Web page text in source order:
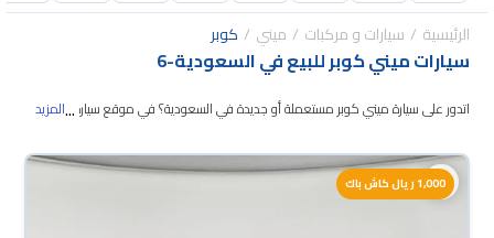
الرئيسية سيارات و مركبات ميني كوبر
سيارات ميني كوبر للبيع في السعودية-
6
اتدور على سيارة ميني كوبر مستعملة أو جديدة في السعودية؟ في موقع سيارة
كوبر المستعملة مضمونة ومفحوصة بأكثر من 200 نقطة وتقدر تجربها لمدة 10
...المزيد
1,000 ريال كاش باك